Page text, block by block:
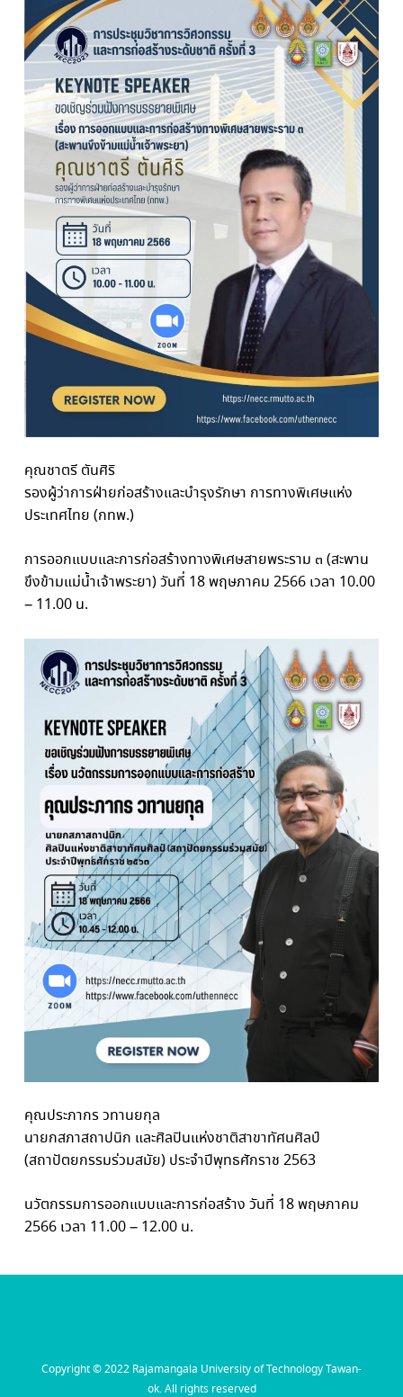
คุณชาตรี ตันศิริ
รองผู้ว่าการฝ่ายก่อสร้างและบำรุงรักษา การทางพิเศษแห่ง
ประเทศไทย (กทพ.)
การออกแบบและการก่อสร้างทางพิเศษสายพระราม ๓ (สะพาน
ขึงข้ามแม่น้ำเจ้าพระยา) วันที่ 18 พฤษภาคม 2566 เวลา 10.00
– 11.00 น.
คุณประภากร วทานยกุล
นายกสภาสถาปนิก และศิลปินแห่งชาติสาขาทัศนศิลป์
(สถาปัตยกรรมร่วมสมัย) ประจำปีพุทธศักราช 2563
นวัตกรรมการออกแบบและการก่อสร้าง วันที่ 18 พฤษภาคม
2566 เวลา 11.00 – 12.00 น.
Copyright © 2022 Rajamangala University of Technology Tawan-
ok. All rights reserved